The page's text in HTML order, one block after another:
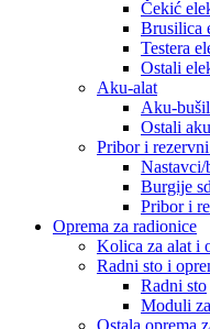
Čekić
Brusilica
Testera
Ostali
Aku-alat
Aku-
Ostali
Pribor i
Nastavci/
Burgije
Pribor i
Oprema za radionice
Kolica za alat i
Radni sto i
Radni sto
Moduli
Ostala oprema